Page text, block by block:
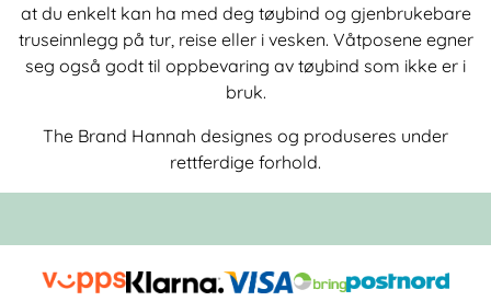
at du enkelt kan ha med deg tøybind og gjenbrukebare
truseinnlegg på tur, reise eller i vesken. Våtposene egner
seg også godt til oppbevaring av tøybind som ikke er i
bruk.
The Brand Hannah designes og produseres under
rettferdige forhold.